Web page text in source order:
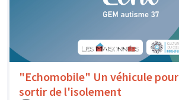
"Echomobile" Un véhicule pour
sortir de l'isolement